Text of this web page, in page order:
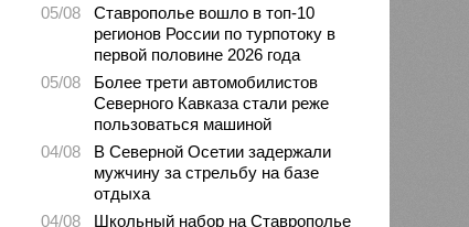
05/08
Ставрополье вошло в топ-10
регионов России по турпотоку в
первой половине 2026 года
05/08
Более трети автомобилистов
Северного Кавказа стали реже
пользоваться машиной
04/08
В Северной Осетии задержали
мужчину за стрельбу на базе
отдыха
04/08
Школьный набор на Ставрополье